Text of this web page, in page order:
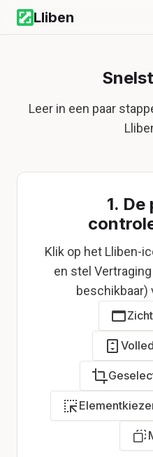
Lliben
Leer in een paar
1. De
Klik op het Lliben-
en stel
beschikbaar)